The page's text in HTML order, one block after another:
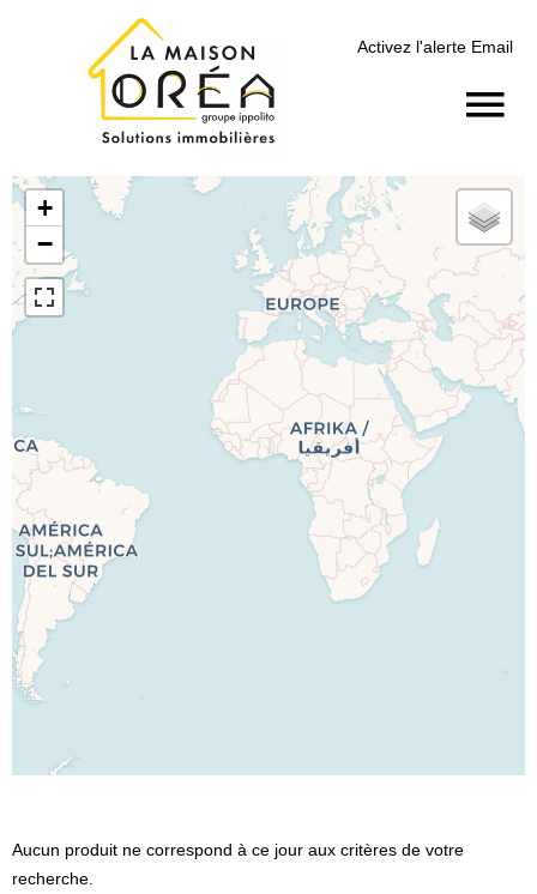
Activez l'alerte Email
+
−
Aucun produit ne correspond à ce jour aux critères de votre
recherche.